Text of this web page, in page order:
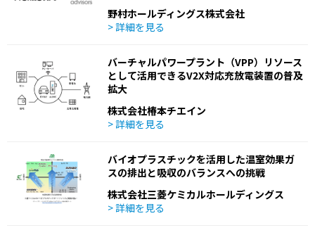
野村ホールディングス株式会社
> 詳細を見る
バーチャルパワープラント（VPP）リソース
として活用できるV2X対応充放電装置の普及
拡大
株式会社椿本チエイン
> 詳細を見る
バイオプラスチックを活用した温室効果ガ
スの排出と吸収のバランスへの挑戦
株式会社三菱ケミカルホールディングス
> 詳細を見る